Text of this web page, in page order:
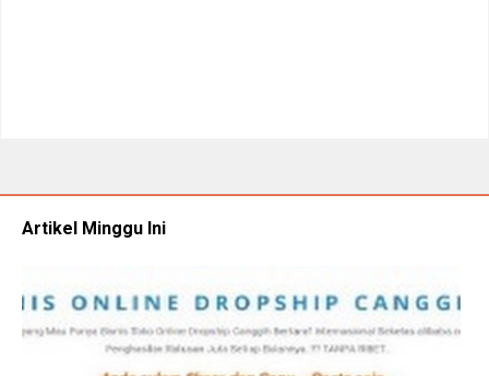
Artikel Minggu Ini